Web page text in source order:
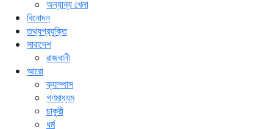
অন্যান্য খেলা
বিনোদন
তথ্যপ্রযুক্তি
সারাদেশ
রাজধানী
আরো
ক্যাম্পাস
গণমাধ্যম
চাকুরী
ধর্ম